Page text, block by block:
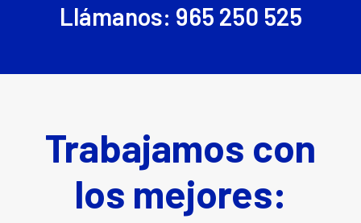
Llámanos: 965 250 525
Trabajamos con
los mejores: